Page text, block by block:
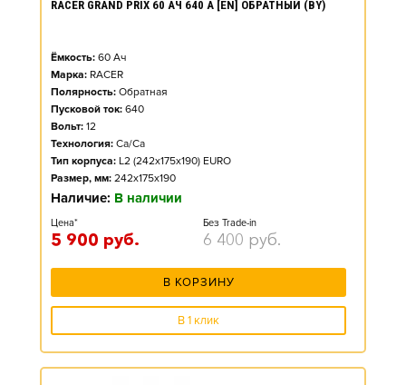
RACER GRAND PRIX 60 АЧ 640 А [EN] ОБРАТНЫЙ (BY)
Ёмкость: 60 Ач
Марка: RACER
Полярность: Обратная
Пусковой ток: 640
Вольт: 12
Технология: Ca/Ca
Тип корпуса: L2 (242x175x190) EURO
Размер, мм: 242x175x190
Наличие: В наличии
Цена*
5 900 руб.
Без Trade-in
6 400 руб.
В КОРЗИНУ
В 1 клик